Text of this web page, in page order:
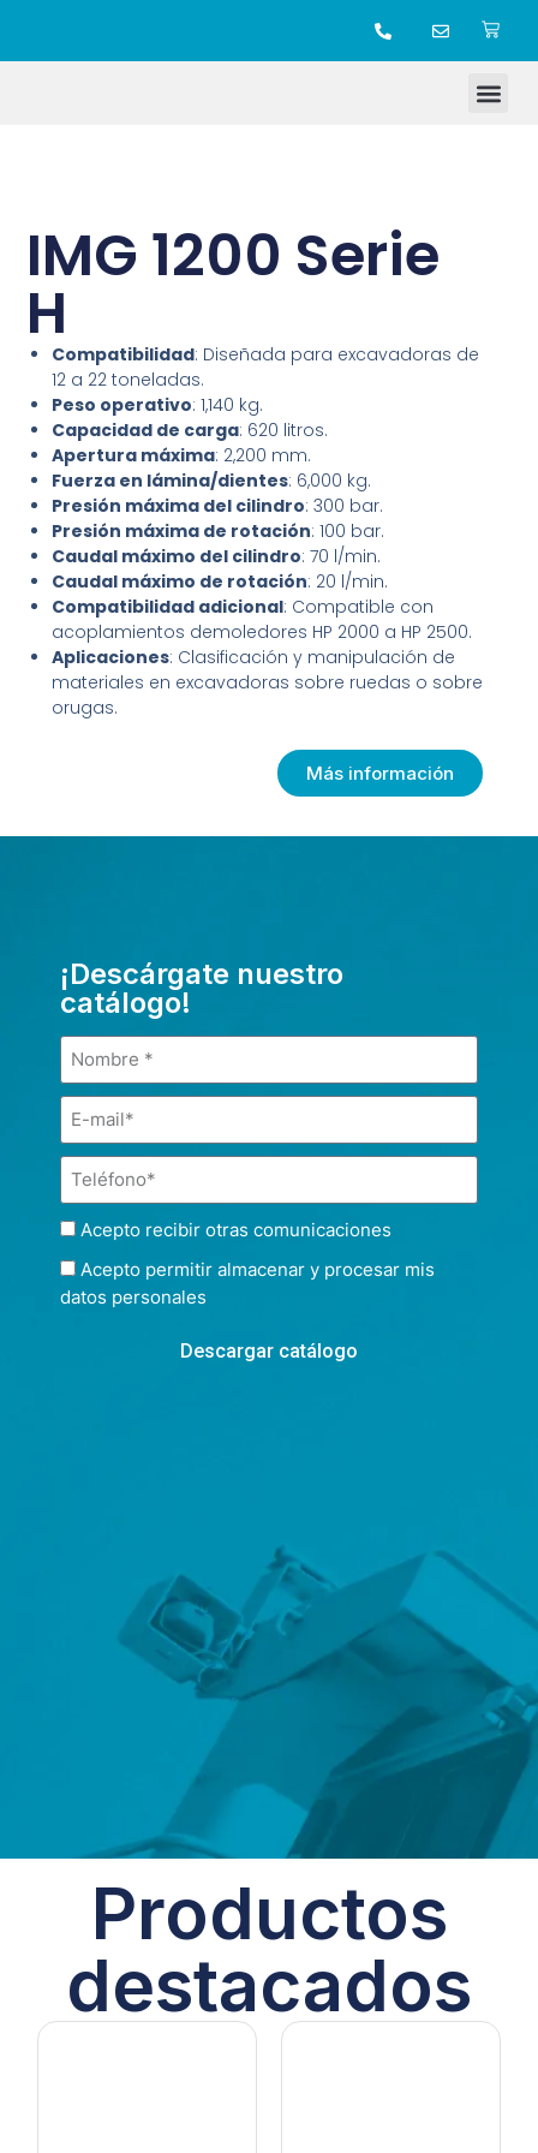
IMG 1200 Serie
H
Compatibilidad: Diseñada para excavadoras de
12 a 22 toneladas.
Peso operativo: 1,140 kg.
Capacidad de carga: 620 litros.
Apertura máxima: 2,200 mm.
Fuerza en lámina/dientes: 6,000 kg.
Presión máxima del cilindro: 300 bar.
Presión máxima de rotación: 100 bar.
Caudal máximo del cilindro: 70 l/min.
Caudal máximo de rotación: 20 l/min.
Compatibilidad adicional: Compatible con
acoplamientos demoledores HP 2000 a HP 2500.
Aplicaciones: Clasificación y manipulación de
materiales en excavadoras sobre ruedas o sobre
orugas.
Más información
¡Descárgate nuestro
catálogo!
Acepto recibir otras comunicaciones
Acepto permitir almacenar y procesar mis
datos personales
Descargar catálogo
Productos
destacados